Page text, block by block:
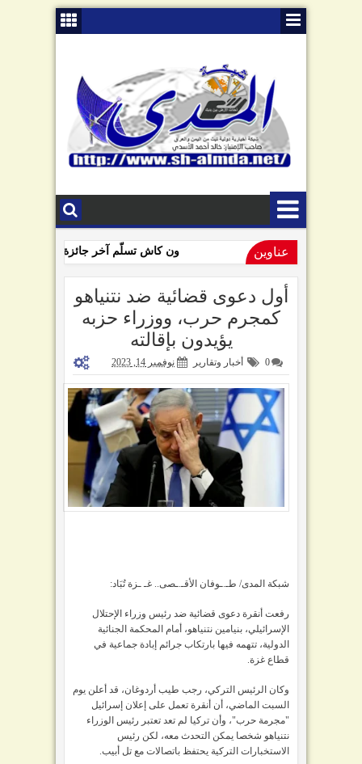
عناوين
ون كاش تسلّم آخر جائزة للفائزين
09:01 AM
أول دعوى قضائية ضد نتنياهو
كمجرم حرب، ووزراء حزبه
يؤيدون بإقالته
0 أخبار وتقارير نوفمبر 14, 2023
شبكة المدى/ طـ.ـوفان الأقـ.ـصى.. غـ ـزة تُبَاد:
رفعت أنقرة دعوى قضائية ضد رئيس وزراء الإحتلال
الإسرائيلي، بنيامين نتنياهو، أمام المحكمة الجنائية
الدولية، تتهمه فيها بارتكاب جرائم إبادة جماعية في
قطاع غزة.
وكان الرئيس التركي، رجب طيب أردوغان، قد أعلن يوم
السبت الماضي، أن أنقرة تعمل على إعلان إسرائيل
"مجرمة حرب"، وأن تركيا لم تعد تعتبر رئيس الوزراء
نتنياهو شخصا يمكن التحدث معه، لكن رئيس
الاستخبارات التركية يحتفظ باتصالات مع تل أبيب.